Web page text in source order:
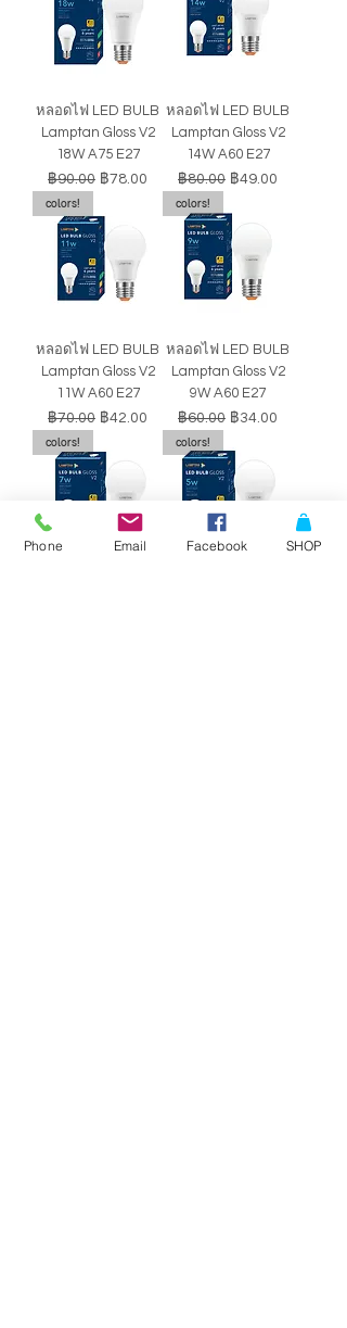
หลอดไฟ LED BULB
Lamptan Gloss V2
18W A75 E27
ราคาปกติ
฿90.00 ราคาขายลด
฿78.00
หลอดไฟ LED BULB
Lamptan Gloss V2
14W A60 E27
ราคาปกติ
฿80.00 ราคาขายลด
฿49.00
colors!
หลอดไฟ LED BULB
Lamptan Gloss V2
11W A60 E27
ราคาปกติ
฿70.00 ราคาขายลด
฿42.00
colors!
หลอดไฟ LED BULB
Lamptan Gloss V2
9W A60 E27
ราคาปกติ
฿60.00 ราคาขายลด
฿34.00
colors!
colors!
Phone Email Facebook SHOP